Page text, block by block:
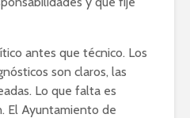
antes que técnico. Los
son claros, las
Lo que falta es
El Ayuntamiento de